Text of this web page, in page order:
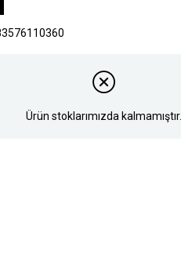
Ürün stoklarımızda kalmamıştır.